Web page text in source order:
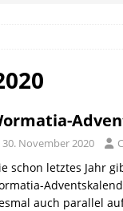
30. November 2020
schon letztes Jahr
auch parallel